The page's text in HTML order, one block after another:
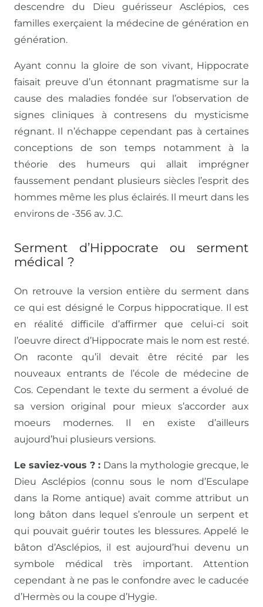
descendre du Dieu guérisseur Asclépios, ces
familles exerçaient la médecine de génération en
génération.
Ayant connu la gloire de son vivant, Hippocrate
faisait preuve d’un étonnant pragmatisme sur la
cause des maladies fondée sur l’observation de
signes cliniques à contresens du mysticisme
régnant. Il n’échappe cependant pas à certaines
conceptions de son temps notamment à la
théorie des humeurs qui allait imprégner
faussement pendant plusieurs siècles l’esprit des
hommes même les plus éclairés. Il meurt dans les
environs de -356 av. J.C.
Serment d’Hippocrate ou serment
médical ?
On retrouve la version entière du serment dans
ce qui est désigné le Corpus hippocratique. Il est
en réalité difficile d’affirmer que celui-ci soit
l’oeuvre direct d’Hippocrate mais le nom est resté.
On raconte qu’il devait être récité par les
nouveaux entrants de l’école de médecine de
Cos. Cependant le texte du serment a évolué de
sa version original pour mieux s’accorder aux
moeurs modernes. Il en existe d’ailleurs
aujourd’hui plusieurs versions.
Le saviez-vous ? : Dans la mythologie grecque, le
Dieu Asclépios (connu sous le nom d’Esculape
dans la Rome antique) avait comme attribut un
long bâton dans lequel s’enroule un serpent et
qui pouvait guérir toutes les blessures. Appelé le
bâton d’Asclépios, ​il est aujourd’hui devenu un
symbole médical très important. ​Attention
cependant à ne pas le confondre avec le caducée
d’Hermès ou la coupe d’Hygie.